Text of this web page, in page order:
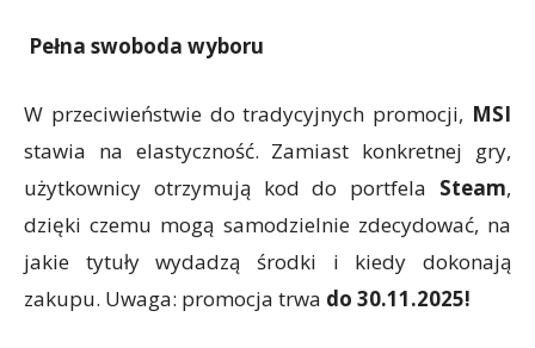
Pełna swoboda wyboru
W przeciwieństwie do tradycyjnych promocji, MSI
stawia na elastyczność. Zamiast konkretnej gry,
użytkownicy otrzymują kod do portfela Steam,
dzięki czemu mogą samodzielnie zdecydować, na
jakie tytuły wydadzą środki i kiedy dokonają
zakupu. Uwaga: promocja trwa do 30.11.2025!